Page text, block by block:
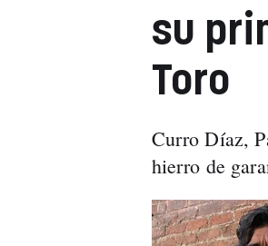
su
Toro
Curro Díaz,
hierro de